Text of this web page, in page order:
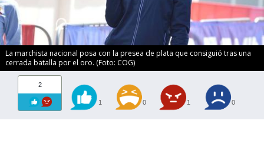
La marchista nacional posa con la presea de plata que consiguió tras una
cerrada batalla por el oro. (Foto: COG)
2
1 0 1 0